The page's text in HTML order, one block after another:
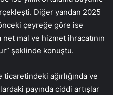
Diğer yandan 2025
çeyreğe göre ise
net mal ve hizmet ihracatının
şeklinde konuştu.
ağırlığında ve
payında ciddi artışlar